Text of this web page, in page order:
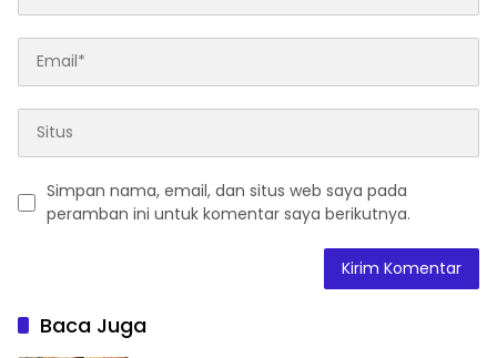
Simpan nama, email, dan situs web saya pada
peramban ini untuk komentar saya berikutnya.
Baca Juga